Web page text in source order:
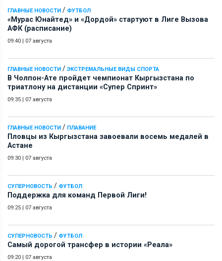
ГЛАВНЫЕ НОВОСТИ / ФУТБОЛ
«Мурас Юнайтед» и «Дордой» стартуют в Лиге Вызова
АФК (расписание)
09:40 | 07 августа
ГЛАВНЫЕ НОВОСТИ / ЭКСТРЕМАЛЬНЫЕ ВИДЫ СПОРТА
В Чолпон-Ате пройдет чемпионат Кыргызстана по
триатлону на дистанции «Супер Спринт»
09:35 | 07 августа
ГЛАВНЫЕ НОВОСТИ / ПЛАВАНИЕ
Пловцы из Кыргызстана завоевали восемь медалей в
Астане
09:30 | 07 августа
СУПЕРНОВОСТЬ / ФУТБОЛ
Поддержка для команд Первой Лиги!
09:25 | 07 августа
СУПЕРНОВОСТЬ / ФУТБОЛ
Самый дорогой трансфер в истории «Реала»
09:20 | 07 августа